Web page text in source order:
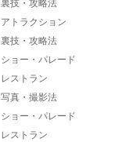
裏技・攻略法
アトラクション
裏技・攻略法
ショー・パレード
レストラン
写真・撮影法
ショー・パレード
レストラン